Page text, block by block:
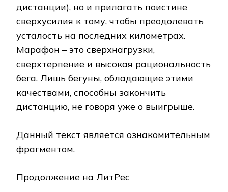
дистанции), но и прилагать поистине
сверхусилия к тому, чтобы преодолевать
усталость на последних километрах.
Марафон – это сверхнагрузки,
сверхтерпение и высокая рациональность
бега. Лишь бегуны, обладающие этими
качествами, способны закончить
дистанцию, не говоря уже о выигрыше.
Данный текст является ознакомительным
фрагментом.
Продолжение на ЛитРес